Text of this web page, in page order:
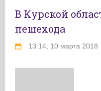
В Курской
пешехода
13:14, 10 марта 2018